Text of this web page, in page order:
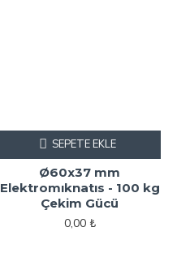
Ø60x37 mm
Elektromıknatıs - 100 kg
Çekim Gücü
0,00 ₺
SEPETE EKLE